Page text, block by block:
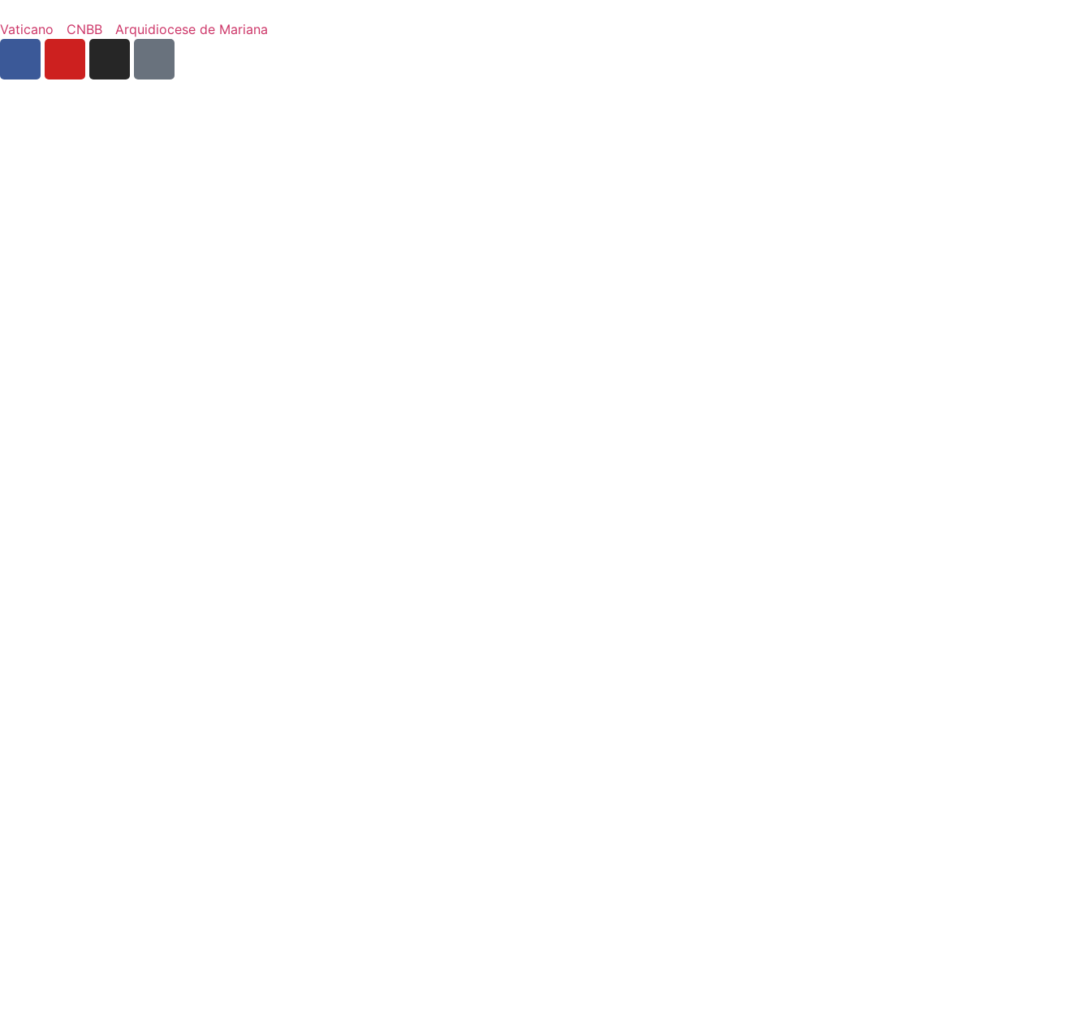
Vaticano CNBB Arquidiocese de Mariana